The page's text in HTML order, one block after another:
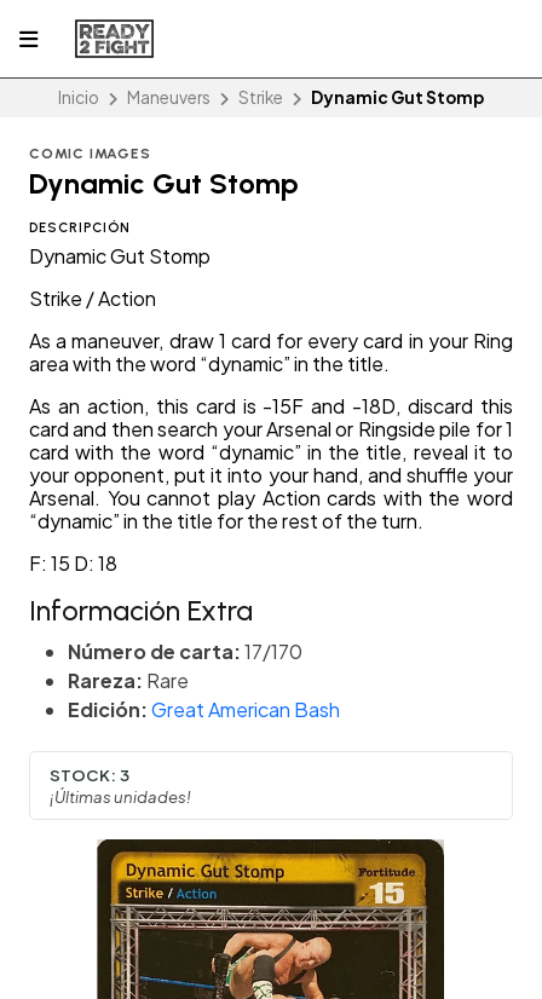
Inicio Maneuvers Strike Dynamic Gut Stomp
COMIC IMAGES
Dynamic Gut Stomp
DESCRIPCIÓN
Dynamic Gut Stomp
Strike / Action
As a maneuver, draw 1 card for every card in your Ring
area with the word “dynamic” in the title.
As an action, this card is -15F and -18D, discard this
card and then search your Arsenal or Ringside pile for 1
card with the word “dynamic” in the title, reveal it to
your opponent, put it into your hand, and shuffle your
Arsenal. You cannot play Action cards with the word
“dynamic” in the title for the rest of the turn.
F: 15 D: 18
Información Extra
Número de carta:17/170
Rareza: Rare
Edición:Great American Bash
STOCK: 3
¡Últimas unidades!